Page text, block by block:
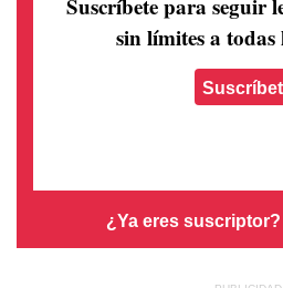
Suscríbete para seguir
sin límites a todas
¿Ya eres suscriptor?